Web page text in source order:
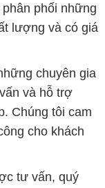
phối những
lượng và có giá
chuyên gia
và hỗ trợ
Chúng tôi cam
cho khách
tư vấn, quý